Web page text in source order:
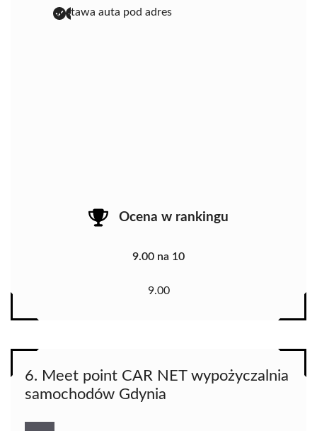
dostawa auta pod adres
Ocena w rankingu
9.00 na 10
9.00
6. Meet point CAR NET wypożyczalnia
samochodów Gdynia